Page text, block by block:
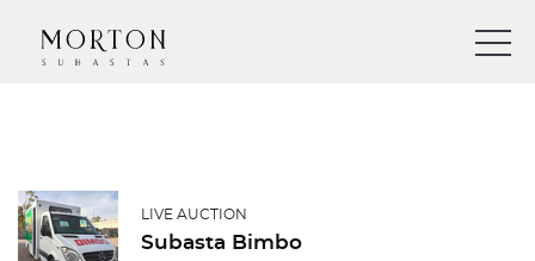
LIVE AUCTION
Subasta Bimbo